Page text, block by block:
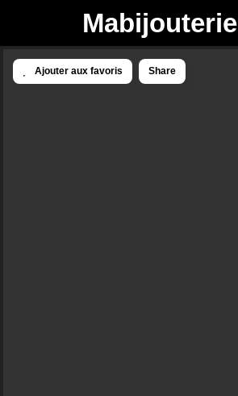
Mabijouterie
Ajouter aux favoris Share